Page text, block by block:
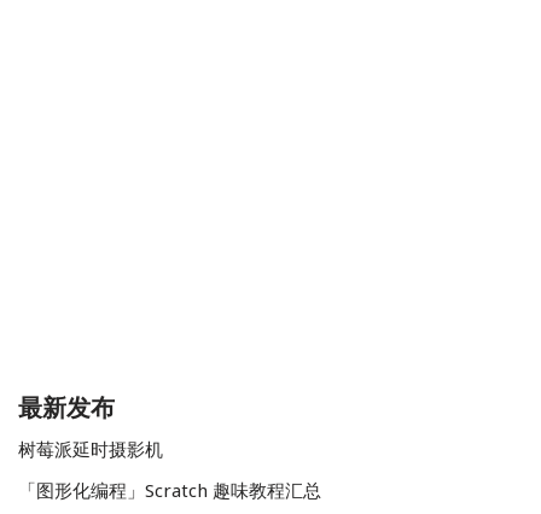
最新发布
树莓派延时摄影机
「图形化编程」Scratch 趣味教程汇总